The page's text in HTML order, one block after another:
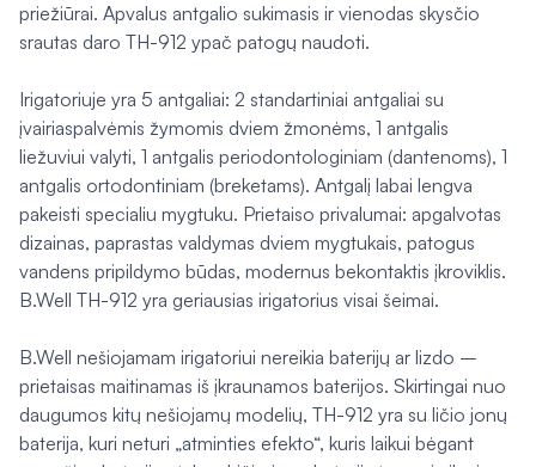
priežiūrai. Apvalus antgalio sukimasis ir vienodas skysčio
srautas daro TH-912 ypač patogų naudoti.
Irigatoriuje yra 5 antgaliai: 2 standartiniai antgaliai su
įvairiaspalvėmis žymomis dviem žmonėms, 1 antgalis
liežuviui valyti, 1 antgalis periodontologiniam (dantenoms), 1
antgalis ortodontiniam (breketams). Antgalį labai lengva
pakeisti specialiu mygtuku. Prietaiso privalumai: apgalvotas
dizainas, paprastas valdymas dviem mygtukais, patogus
vandens pripildymo būdas, modernus bekontaktis įkroviklis.
B.Well TH-912 yra geriausias irigatorius visai šeimai.
B.Well nešiojamam irigatoriui nereikia baterijų ar lizdo –
prietaisas maitinamas iš įkraunamos baterijos. Skirtingai nuo
daugumos kitų nešiojamų modelių, TH-912 yra su ličio jonų
baterija, kuri neturi „atminties efekto“, kuris laikui bėgant